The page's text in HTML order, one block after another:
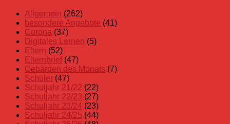
Allgemein (262)
besondere Angebote (41)
Corona (37)
Digitales Lernen (5)
Eltern (52)
Elternbrief(47)
Gebärden des Monats (7)
Schüler (47)
Schuljahr 21/22 (22)
Schuljahr 22/23 (27)
Schuljahr 23/24 (23)
Schuljahr 24/25 (44)